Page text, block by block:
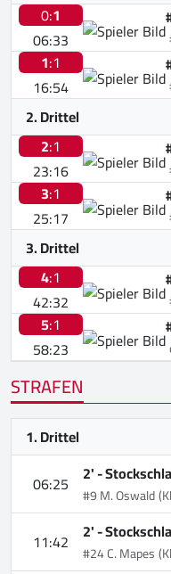
0:1
06:33
1:1
16:54
2. Drittel
2:1
23:16
3:1
25:17
3. Drittel
4:1
42:32
5:1
58:23
STRAFEN
1. Drittel
06:25 2' -
#9 M. Oswald
11:42 2' -
#24 C. Mapes